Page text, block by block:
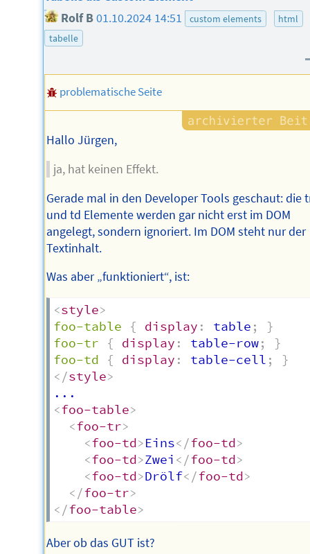
Rolf B01.10.2024 14:51 custom elements
html
tabelle
problematische Seite
Hallo Jürgen,
ja, hat keinen Effekt.
Gerade mal in den Developer Tools geschaut: die
und td Elemente werden gar nicht erst im DOM
angelegt, sondern ignoriert. Im DOM steht nur der
Textinhalt.
Was aber „funktioniert“, ist:
<style>
foo-table
{ display : table ;
}
foo-tr
{ display : table-row;
}
foo-td
{ display : table-cell ;
}
</style>
<foo-table>
<foo-tr>
<foo-td>Eins</foo-td>
<foo-td>Zwei </foo-td>
<foo-td>Drölf</foo-td>
</foo-tr>
</foo-table>
Aber ob das GUT ist?